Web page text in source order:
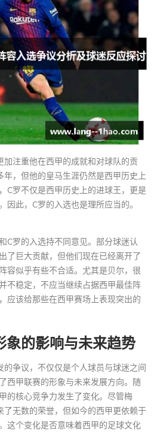
注重他在西甲的成就和对球队的贡
，但他的皇马生涯仍然是西甲历史上
C罗不仅是西甲历史上的进球王，更是
因此，C罗的入选也是理所应当的。
C罗的入选持不同意见。部分球迷认
了巨大贡献，但他们现在已经离开了
容似乎有些不合适。尤其是贝尔，很
不稳定，不应当继续占据西甲最佳阵
应该给那些在西甲赛场上表现突出的
象的影响与未来趋势
争议，不仅仅是个人球员与球迷之间
西甲联赛的形象与未来发展方向。随
的核心竞争力发生了变化。尽管梅
了无数的荣誉，但如今的西甲更依赖于
这个变化是否意味着西甲的足球文化